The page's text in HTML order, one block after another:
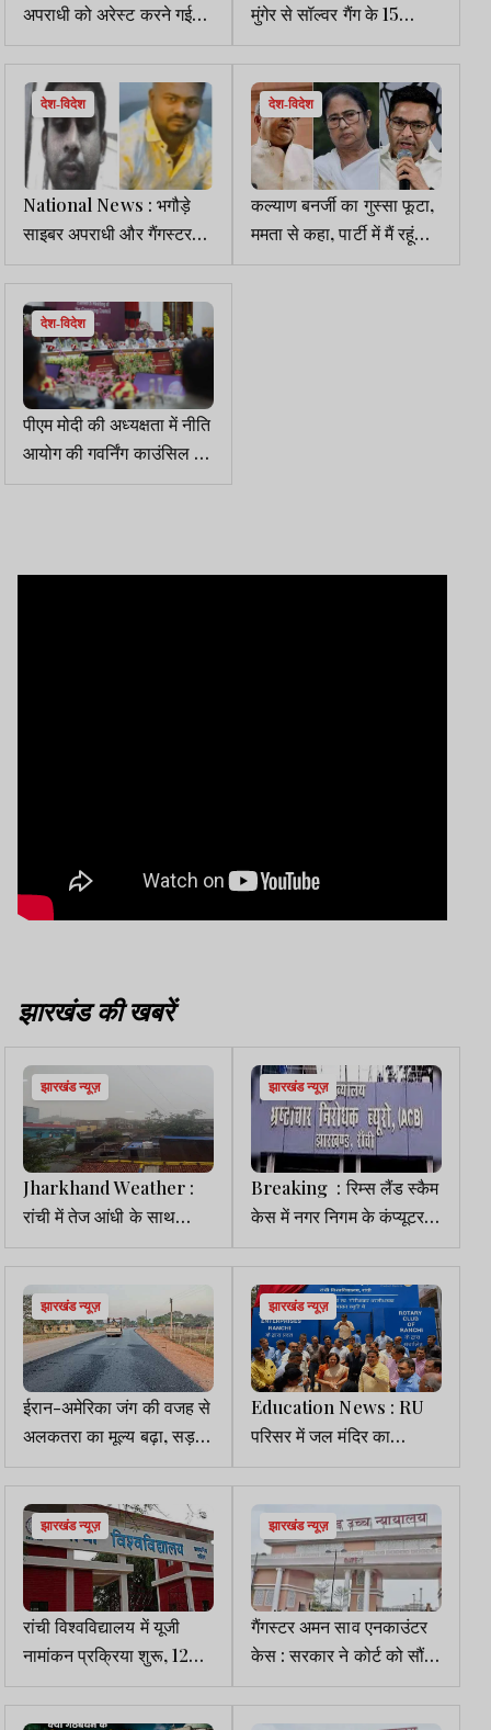
अपराधी को अरेस्ट करने गई
पुलिस टीम पर हमला, पेट्रोलिंग
वाहन क्षतिग्रस्त
मुंगेर से सॉल्वर गैंग के 15
आरोपी गिरफ्तार, पटना ले गई
पुलिस
देश-विदेश
National News : भगौड़े
साइबर अपराधी और गैंगस्टर
विदेश से वापस लाया गया
देश-विदेश
कल्याण बनर्जी का गुस्सा फूटा,
ममता से कहा, पार्टी में मैं रहूंगा
या अहंकारी अभिषेक, एक को
देश-विदेश
पीएम मोदी की अध्यक्षता में नीति
आयोग की गवर्निंग काउंसिल की
बैठक शुरू, झारखंड CM हेमंत
झारखंड की खबरें
झारखंड न्यूज़
Jharkhand Weather :
रांची में तेज आंधी के साथ
बारिश शुरू, 9 जिलों में ऑरेंज
अलर्ट
झारखंड न्यूज़
Breaking : रिम्स लैंड स्कैम
केस में नगर निगम के कंप्यूटर
ऑपरेटर रमन कुमार से ACB
की पूछताछ शुरू
झारखंड न्यूज़
ईरान-अमेरिका जंग की वजह से
अलकतरा का मूल्य बढ़ा, सड़क
निर्माण प्रभावित
झारखंड न्यूज़
Education News : RU
परिसर में जल मंदिर का
उद्घाटन, छात्रों को मिलेगा शुद्ध
पेयजल
झारखंड न्यूज़
रांची विश्वविद्यालय में यूजी
नामांकन प्रक्रिया शुरू, 12
जून से करें आवेदन
झारखंड न्यूज़
गैंगस्टर अमन साव एनकाउंटर
केस : सरकार ने कोर्ट को सौंपी
CID की केस डायरी व संबंधित
दस्तावेज